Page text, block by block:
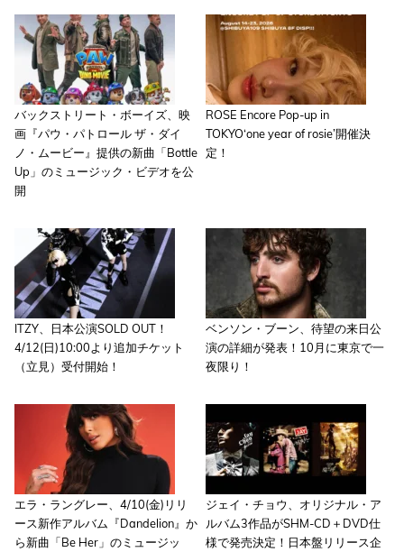
バックストリート・ボーイズ、映
画『パウ・パトロール ザ・ダイ
ノ・ムービー』提供の新曲「Bottle
Up」のミュージック・ビデオを公
開
ROSE Encore Pop-up in
TOKYO‘one year of rosie’開催決
定！
ITZY、日本公演SOLD OUT！
4/12(日)10:00より追加チケット
（立見）受付開始！
ベンソン・ブーン、待望の来日公
演の詳細が発表！10月に東京で一
夜限り！
エラ・ラングレー、4/10(金)リリ
ース新作アルバム『Dandelion』か
ら新曲「Be Her」のミュージッ
ジェイ・チョウ、オリジナル・ア
ルバム3作品がSHM-CD＋DVD仕
様で発売決定！日本盤リリース企